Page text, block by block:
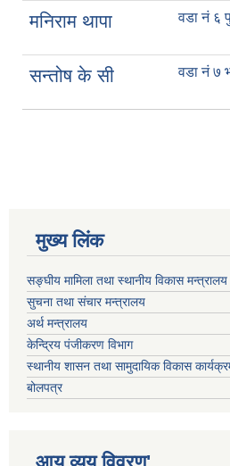
मनिराम थापा वडा नं ६
सन्तोष के सी वडा नं ७
मुख्य लिंक
सङ्घीय मामिला तथा स्थानीय विकास मन्त्रालय
सुचना तथा संचार मन्त्रालय
अर्थ मन्त्रालय
केन्द्रिय पंजीकरण विभाग
स्थानीय शासन तथा सामुदायिक विकास
बोलपत्र